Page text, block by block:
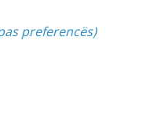
preferencës)